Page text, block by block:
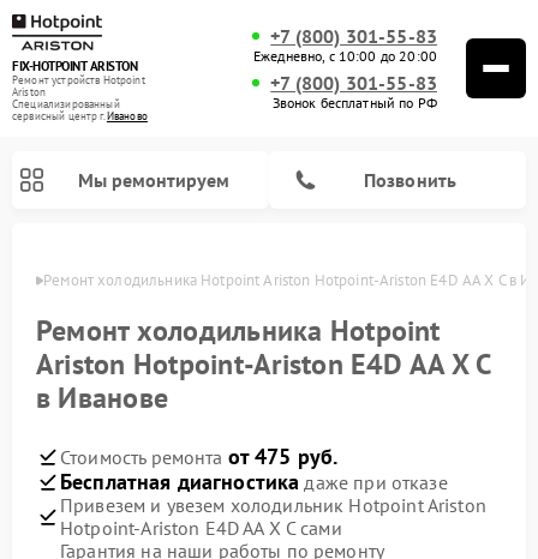
FIX-HOTPOINT ARISTON
Ремонт устройств Hotpoint
Ariston
Специализированный
cервисный центр г.Иваново
+7 (800) 301-55-83
Ежедневно, с 10:00 до 20:00
+7 (800) 301-55-83
Звонок бесплатный по РФ
Мы ремонтируем Позвонить
Ремонт холодильника Hotpoint Ariston Hotpoint-Ariston E4D AA X C в
Ремонт холодильника Hotpoint
Ariston Hotpoint-Ariston E4D AA X C
в Иванове
Стоимость ремонта от 475 руб.
Бесплатная диагностика даже при отказе
Привезем и увезем холодильник Hotpoint Ariston
Hotpoint-Ariston E4D AA X C сами
Гарантия на наши работы по ремонту